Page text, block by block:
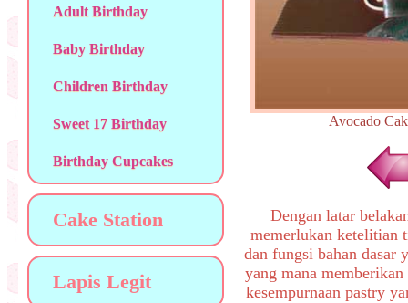
Adult Birthday
Baby Birthday
Children Birthday
Sweet 17 Birthday
Birthday Cupcakes
Cake Station
Lapis Legit
Avocado
Dengan latar
memerlukan ketelitian
dan fungsi bahan dasar
yang mana
kesempurnaan pastry